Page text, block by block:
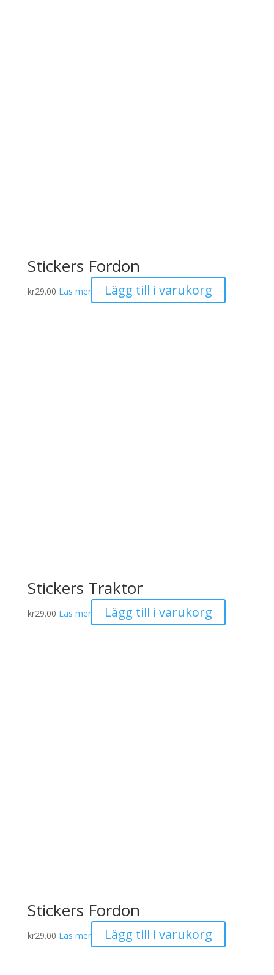
Stickers Fordon
kr29.00 Läs mer Lägg till i varukorg
Stickers Traktor
kr29.00 Läs mer Lägg till i varukorg
Stickers Fordon
kr29.00 Läs mer Lägg till i varukorg